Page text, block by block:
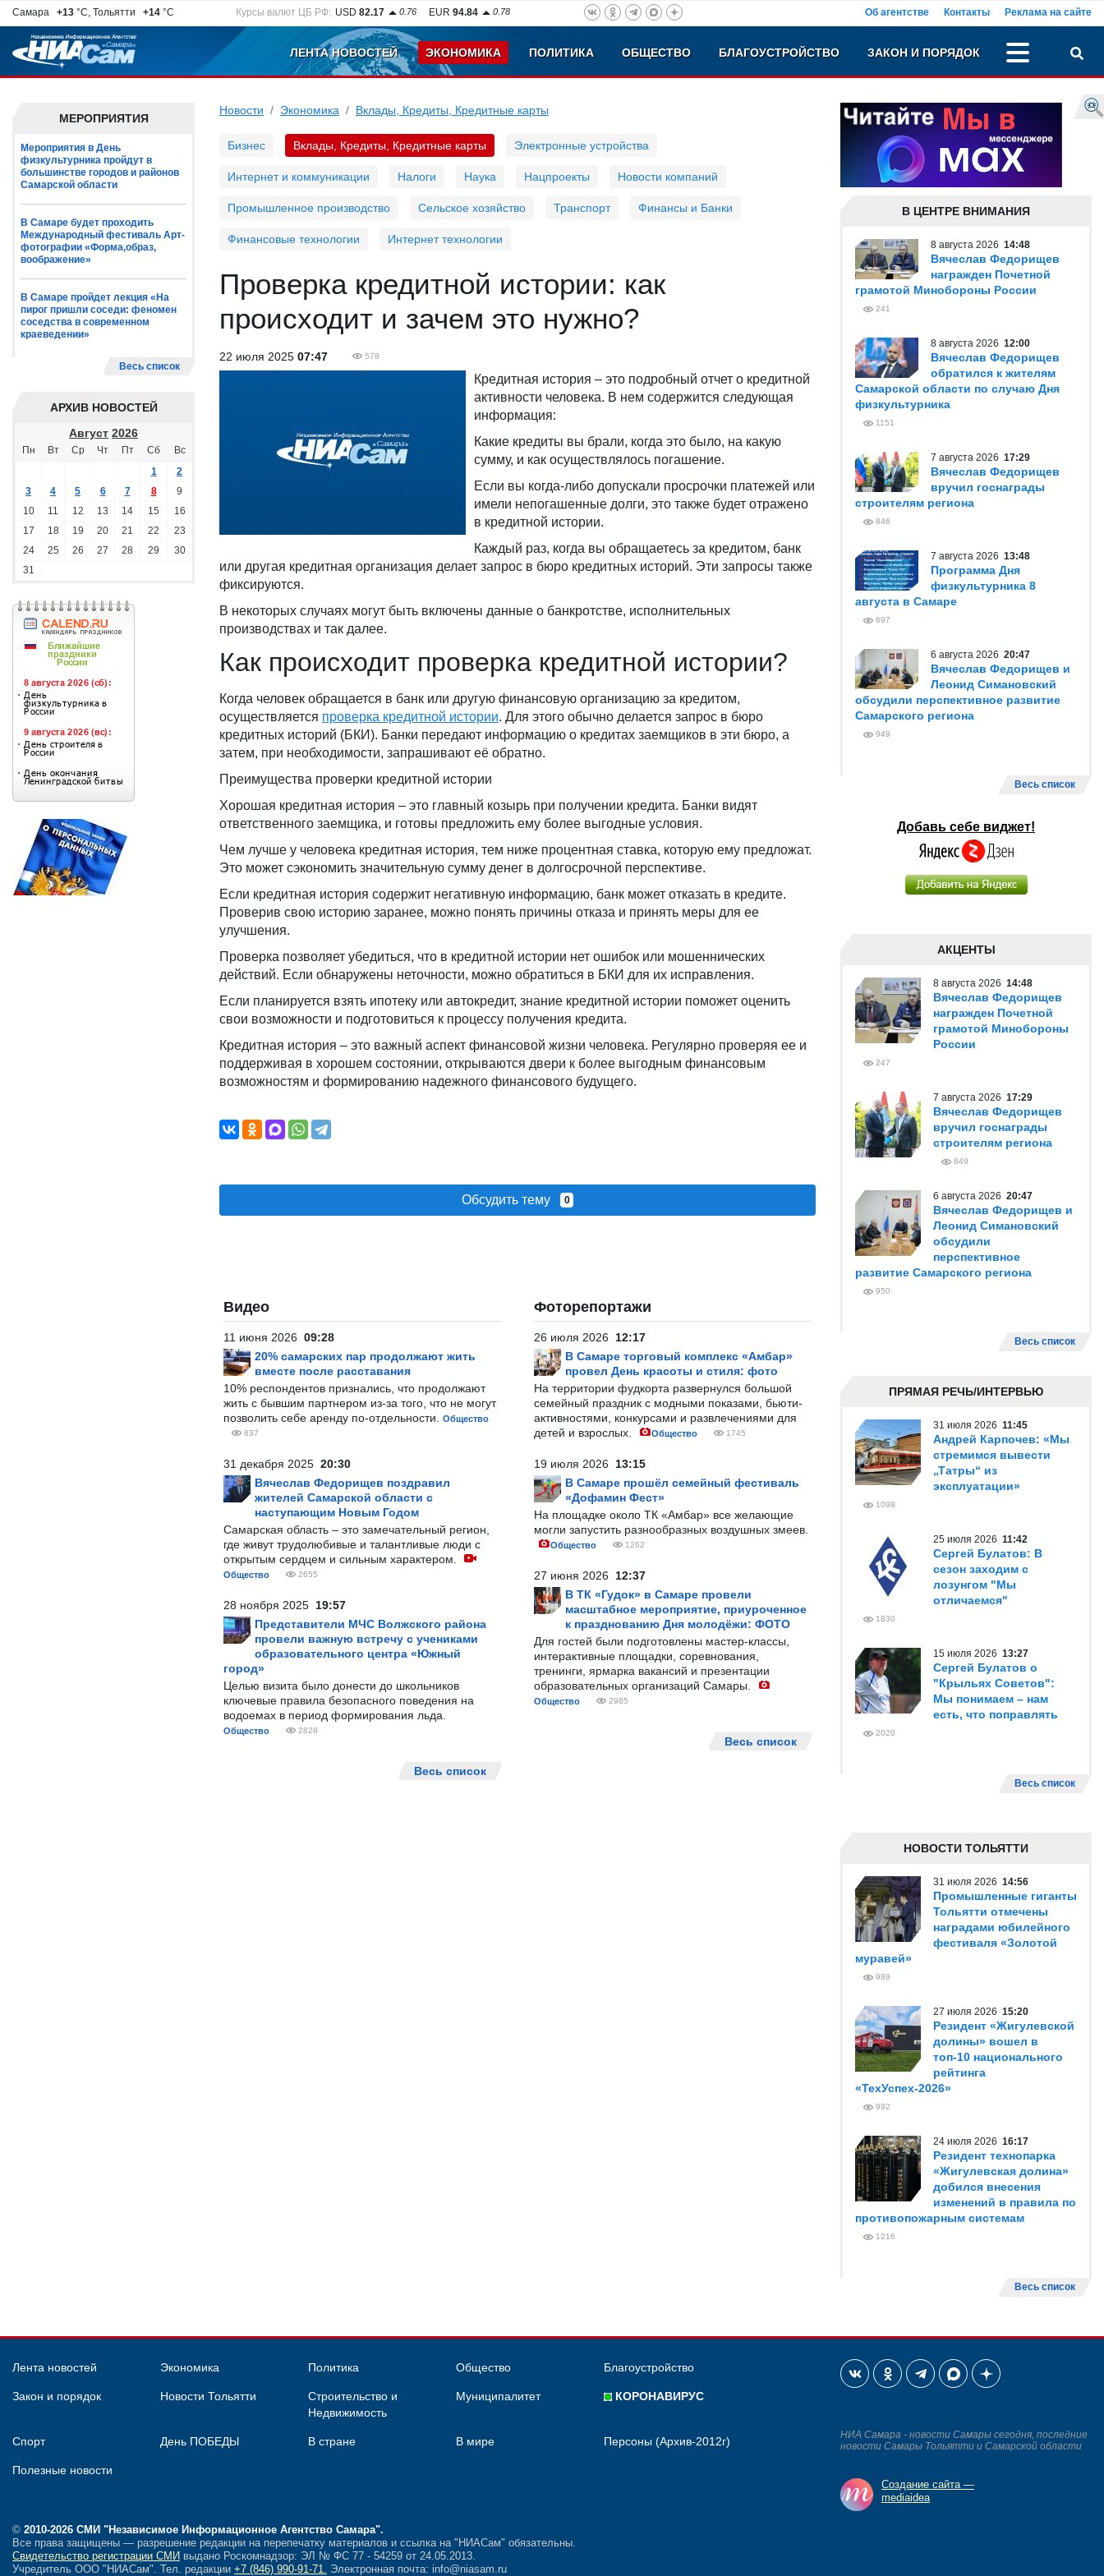
Самара +13 °C, Тольятти +14 °C Курсы валют ЦБ РФ: USD 82.17 0.76 EUR 94.84 0.78 Об агентстве Контакты Реклама на сайте
ЛЕНТА НОВОСТЕЙ ЭКОНОМИКА ПОЛИТИКА ОБЩЕСТВО БЛАГОУСТРОЙСТВО ЗАКОН И ПОРЯДОК
МЕРОПРИЯТИЯ
Мероприятия в День
физкультурника пройдут в
большинстве городов и районов
Самарской области
В Самаре будет проходить
Международный фестиваль Арт-
фотографии «Форма,образ,
воображение»
В Самаре пройдет лекция «На
пирог пришли соседи: феномен
соседства в современном
краеведении»
Весь список
АРХИВ НОВОСТЕЙ
Август 2026
Пн Вт Ср Чт Пт Сб
Вс
1
2
3
4 5 6 7 8
9
10
11 12 13 14 15
16
17
18 19 20 21 22
23
24
25 26 27 28 29
30
31
Новости Экономика Вклады, Кредиты, Кредитные карты
Бизнес Вклады, Кредиты, Кредитные карты Электронные устройства
Интернет и коммуникации Налоги Наука Нацпроекты Новости компаний
Промышленное производство Сельское хозяйство Транспорт Финансы и Банки
Финансовые технологии Интернет технологии
Проверка кредитной истории: как
происходит и зачем это нужно?
22 июля 2025 07:47 578
Кредитная история – это подробный отчет о кредитной
активности человека. В нем содержится следующая
информация:
Какие кредиты вы брали, когда это было, на какую
сумму, и как осуществлялось погашение.
Если вы когда-либо допускали просрочки платежей или
имели непогашенные долги, это также будет отражено
в кредитной истории.
Каждый раз, когда вы обращаетесь за кредитом, банк
или другая кредитная организация делает запрос в бюро кредитных историй. Эти запросы также
фиксируются.
В некоторых случаях могут быть включены данные о банкротстве, исполнительных
производствах и так далее.
Как происходит проверка кредитной истории?
Когда человек обращается в банк или другую финансовую организацию за кредитом,
осуществляется проверка кредитной истории. Для этого обычно делается запрос в бюро
кредитных историй (БКИ). Банки передают информацию о кредитах заемщиков в эти бюро, а
затем, при необходимости, запрашивают её обратно.
Преимущества проверки кредитной истории
Хорошая кредитная история – это главный козырь при получении кредита. Банки видят
ответственного заемщика, и готовы предложить ему более выгодные условия.
Чем лучше у человека кредитная история, тем ниже процентная ставка, которую ему предложат.
Это может сэкономить значительную сумму денег в долгосрочной перспективе.
Если кредитная история содержит негативную информацию, банк может отказать в кредите.
Проверив свою историю заранее, можно понять причины отказа и принять меры для ее
улучшения.
Проверка позволяет убедиться, что в кредитной истории нет ошибок или мошеннических
действий. Если обнаружены неточности, можно обратиться в БКИ для их исправления.
Если планируется взять ипотеку или автокредит, знание кредитной истории поможет оценить
свои возможности и подготовиться к процессу получения кредита.
Кредитная история – это важный аспект финансовой жизни человека. Регулярно проверяя ее и
поддерживая в хорошем состоянии, открываются двери к более выгодным финансовым
возможностям и формированию надежного финансового будущего.
Обсудить тему 0
Видео
11 июня 2026 09:28
20% самарских пар продолжают жить
вместе после расставания
10% респондентов признались, что продолжают
жить с бывшим партнером из-за того, что не могут
позволить себе аренду по-отдельности.
Общество
837
31 декабря 2025 20:30
Вячеслав Федорищев поздравил
жителей Самарской области с
наступающим Новым Годом
Самарская область – это замечательный регион,
где живут трудолюбивые и талантливые люди с
открытым сердцем и сильным характером.
Общество 2655
28 ноября 2025 19:57
Представители МЧС Волжского района
провели важную встречу с учениками
образовательного центра «Южный
город»
Целью визита было донести до школьников
ключевые правила безопасного поведения на
водоемах в период формирования льда.
Общество 2828
Весь список
Фоторепортажи
26 июля 2026 12:17
В Самаре торговый комплекс «Амбар»
провел День красоты и стиля: фото
На территории фудкорта развернулся большой
семейный праздник с модными показами, бьюти-
активностями, конкурсами и развлечениями для
детей и взрослых.
Общество 1745
19 июля 2026 13:15
В Самаре прошёл семейный фестиваль
«Дофамин Фест»
На площадке около ТК «Амбар» все желающие
могли запустить разнообразных воздушных змеев.
Общество 1262
27 июня 2026 12:37
В ТК «Гудок» в Самаре провели
масштабное мероприятие, приуроченное
к празднованию Дня молодёжи: ФОТО
Для гостей были подготовлены мастер-классы,
интерактивные площадки, соревнования,
тренинги, ярмарка вакансий и презентации
образовательных организаций Самары.
Общество 2985
Весь список
В ЦЕНТРЕ ВНИМАНИЯ
8 августа 2026 14:48
Вячеслав Федорищев
награжден Почетной
грамотой Минобороны России
241
8 августа 2026 12:00
Вячеслав Федорищев
обратился к жителям
Самарской области по случаю Дня
физкультурника
1151
7 августа 2026 17:29
Вячеслав Федорищев
вручил госнаграды
строителям региона
846
7 августа 2026 13:48
Программа Дня
физкультурника 8
августа в Самаре
697
6 августа 2026 20:47
Вячеслав Федорищев и
Леонид Симановский
обсудили перспективное развитие
Самарского региона
949
Весь список
Добавь себе виджет!
АКЦЕНТЫ
8 августа 2026 14:48
Вячеслав Федорищев
награжден Почетной
грамотой Минобороны
России
247
7 августа 2026 17:29
Вячеслав Федорищев
вручил госнаграды
строителям региона
849
6 августа 2026 20:47
Вячеслав Федорищев и
Леонид Симановский
обсудили
перспективное
развитие Самарского региона
950
Весь список
ПРЯМАЯ РЕЧЬ/ИНТЕРВЬЮ
31 июля 2026 11:45
Андрей Карпочев: «Мы
стремимся вывести
„Татры“ из
эксплуатации»
1098
25 июля 2026 11:42
Сергей Булатов: В
сезон заходим с
лозунгом "Мы
отличаемся"
1830
15 июля 2026 13:27
Сергей Булатов о
"Крыльях Советов":
Мы понимаем – нам
есть, что поправлять
2020
Весь список
НОВОСТИ ТОЛЬЯТТИ
31 июля 2026 14:56
Промышленные гиганты
Тольятти отмечены
наградами юбилейного
фестиваля «Золотой
муравей»
989
27 июля 2026 15:20
Резидент «Жигулевской
долины» вошел в
топ-10 национального
рейтинга
«ТехУспех-2026»
992
24 июля 2026 16:17
Резидент технопарка
«Жигулевская долина»
добился внесения
изменений в правила по
противопожарным системам
1216
Весь список
Лента новостей Экономика Политика Общество Благоустройство
Закон и порядок Новости Тольятти
Строительство и
Недвижимость
Муниципалитет КОРОНАВИРУС
Спорт День ПОБЕДЫ В стране В мире Персоны (Архив-2012г)
Полезные новости
© 2010-2026 СМИ "Независимое Информационное Агентство Самара".
Все права защищены — разрешение редакции на перепечатку материалов и ссылка на "НИАСам" обязательны.
Свидетельство регистрации СМИ выдано Роскомнадзор: ЭЛ № ФС 77 - 54259 от 24.05.2013.
Учредитель ООО "НИАСам". Тел. редакции +7 (846) 990-91-71. Электронная почта: info@niasam.ru
НИА Самара - новости Самары сегодня, последние
новости Самары Тольятти и Самарской области
Создание сайта —
mediaidea